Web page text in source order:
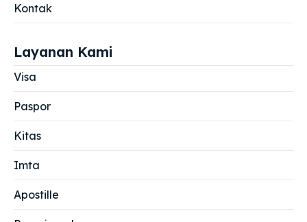
Kontak
Layanan Kami
Visa
Paspor
Kitas
Imta
Apostille